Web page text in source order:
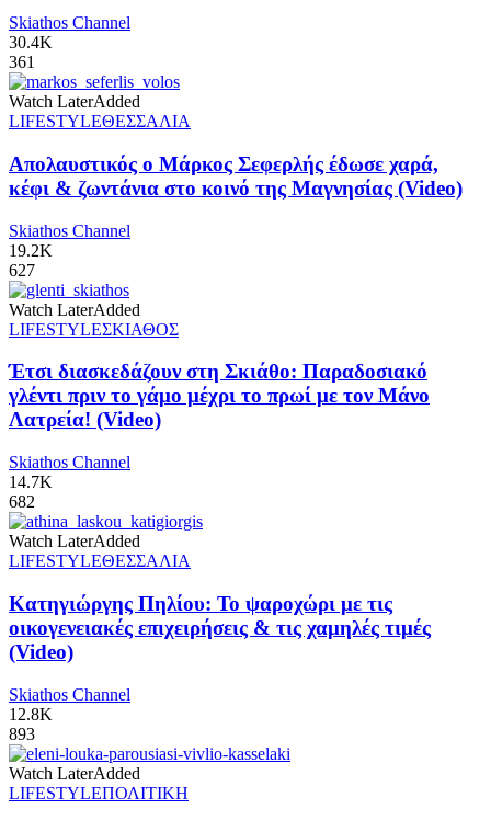
Skiathos Channel
30.4K
361
Watch LaterAdded
LIFESTYLEΘΕΣΣΑΛΙΑ
Απολαυστικός ο Μάρκος Σεφερλής έδωσε χαρά,
κέφι & ζωντάνια στο κοινό της Μαγνησίας (Video)
Skiathos Channel
19.2K
627
Watch LaterAdded
LIFESTYLEΣΚΙΑΘΟΣ
Έτσι διασκεδάζουν στη Σκιάθο: Παραδοσιακό
γλέντι πριν το γάμο μέχρι το πρωί με τον Μάνο
Λατρεία! (Video)
Skiathos Channel
14.7K
682
Watch LaterAdded
LIFESTYLEΘΕΣΣΑΛΙΑ
Κατηγιώργης Πηλίου: Το ψαροχώρι με τις
οικογενειακές επιχειρήσεις & τις χαμηλές τιμές
(Video)
Skiathos Channel
12.8K
893
Watch LaterAdded
LIFESTYLEΠΟΛΙΤΙΚΗ